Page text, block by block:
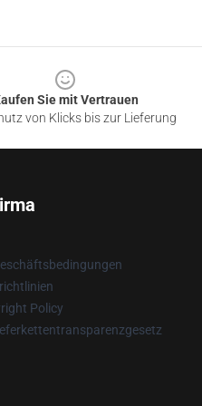
Sie mit Vertrauen
von Klicks bis zur Lieferung
Policy